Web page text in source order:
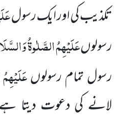
تکذیب کی اور ایک رسول
رسولوںعَلَیْہِمُ الصَّلٰوۃُ
رسول تمام رسولوں
لانے کی دعوت دیتا